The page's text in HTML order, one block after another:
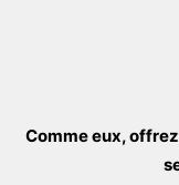
Comme eux,